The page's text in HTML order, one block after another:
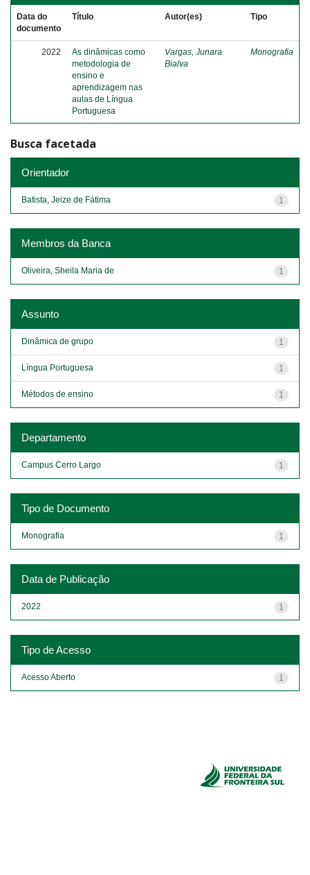
Data do
documento
Título Autor(es) Tipo
2022
As dinâmicas como
metodologia de
ensino e
aprendizagem nas
aulas de Língua
Portuguesa
Vargas, Junara
Bialva
Monografia
Busca facetada
Orientador
1
Batista, Jeize de Fátima
Membros da Banca
1
Oliveira, Sheila Maria de
Assunto
1
Dinâmica de grupo
1
Língua Portuguesa
1
Métodos de ensino
Departamento
1
Campus Cerro Largo
Tipo de Documento
1
Monografia
Data de Publicação
1
2022
Tipo de Acesso
1
Acesso Aberto